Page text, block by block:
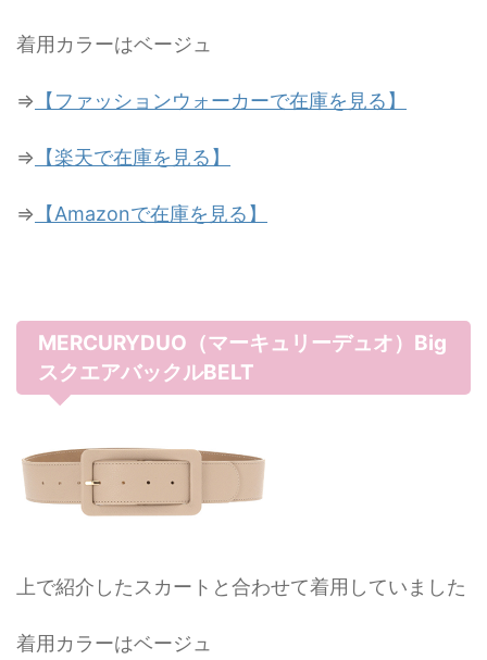
着用カラーはベージュ
⇒ 【ファッションウォーカーで在庫を見る】
⇒ 【楽天で在庫を見る】
⇒ 【Amazonで在庫を見る】
MERCURYDUO（マーキュリーデュオ）Big
スクエアバックルBELT
上で紹介したスカートと合わせて着用していました
着用カラーはベージュ